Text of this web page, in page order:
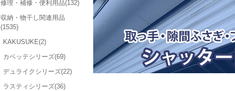
修理・補修・便利用品(132)
収納・物干し関連用品
(1535)
KAKUSUKE(2)
カベッテシリーズ(69)
デュライクシリーズ(22)
ラスティシリーズ(36)